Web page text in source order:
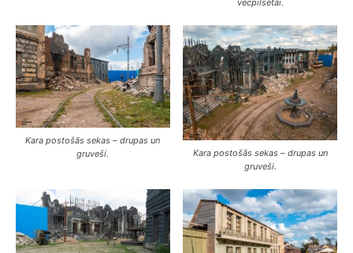
Kara postošās sekas – drupas un
gruveši.
Kara postošās sekas – drupas un
gruveši.